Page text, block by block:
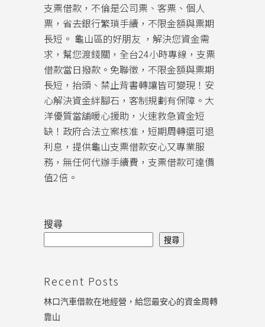
支票借款，不倫是公司票、客票、個人
票，省去銀行繁瑣手續，不限金額與票期
長短。 龜山區的好朋友 ，解決您資金需
求，幫您渡錢關，全台24小時專線，支票
借款當日撥款。免聯徵，不限金額與票期
長短，抬頭、禁止背書轉讓皆可變現！安
心解決資金絆腳石，客制規劃有保障。大
洋優質當舖暖心援助，火速救急資金短
缺！政府合法立案核准，短期周轉還可退
利息，提供龜山支票借款安心又專業服
務，無任何代辦手續費，支票借款可達價
值2倍。
搜尋
搜尋
Recent Posts
林口汽車借款在地經營，給您最安心的資金周轉
靠山